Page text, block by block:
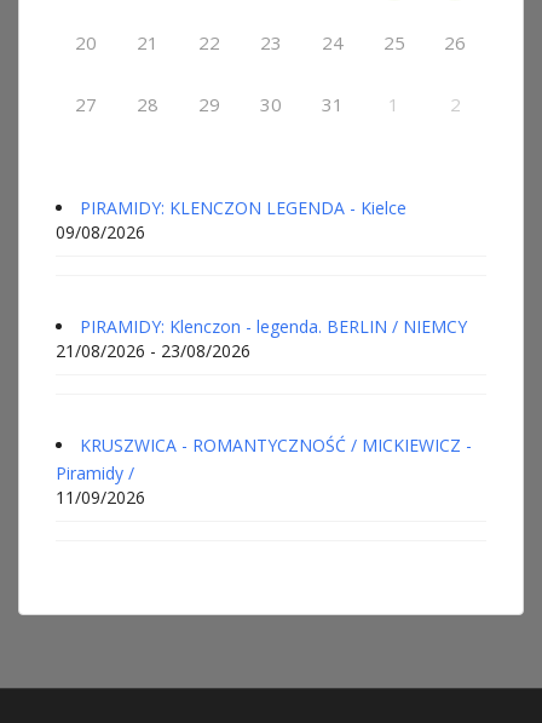
20 21 22 23 24 25 26
27 28 29 30 31 1 2
PIRAMIDY: KLENCZON LEGENDA - Kielce
09/08/2026
PIRAMIDY: Klenczon - legenda. BERLIN / NIEMCY
21/08/2026 - 23/08/2026
KRUSZWICA - ROMANTYCZNOŚĆ / MICKIEWICZ -
Piramidy /
11/09/2026